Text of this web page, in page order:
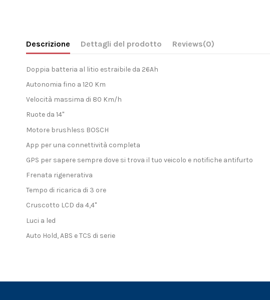
Descrizione Dettagli del prodotto Reviews(0)
Doppia batteria al litio estraibile da 26Ah
Autonomia fino a 120 Km
Velocità massima di 80 Km/h
Ruote da 14"
Motore brushless BOSCH
App per una connettività completa
GPS per sapere sempre dove si trova il tuo veicolo e notifiche antifurto
Frenata rigenerativa
Tempo di ricarica di 3 ore
Cruscotto LCD da 4,4"
Luci a led
Auto Hold, ABS e TCS di serie